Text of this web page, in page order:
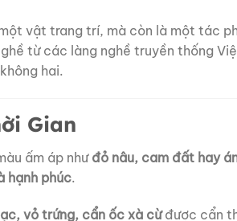
vật trang trí, mà còn là một tác
từ các làng nghề truyền thống
hai.
Gian
ấm áp nhưđỏ nâu, cam đất hay
hạnh phúc.
vỏ trứng, cẩn ốc xà cừđược cẩn